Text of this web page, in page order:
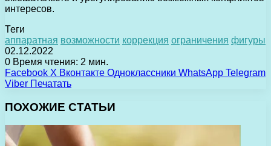
интересов.
Теги
аппаратная возможности коррекция ограничения фигуры
02.12.2022
0 Время чтения: 2 мин.
Facebook X Вконтакте Одноклассники WhatsApp Telegram
Viber Печатать
ПОХОЖИЕ СТАТЬИ